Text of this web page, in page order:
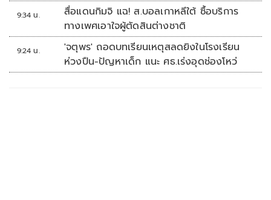
9:34 น.
สื่อแดนกิมจิ แฉ! ส.บอลเกาหลีใต้ ซื้อบริการ
ทางเพศเอาใจผู้ตัดสินต่างชาติ
9:24 น.
'จตุพร' ถอดบทเรียนเหตุสลดยิงในโรงเรียน
ห่วงปืน-ปัญหาเด็ก แนะ ศธ.เร่งอุดช่องโหว่